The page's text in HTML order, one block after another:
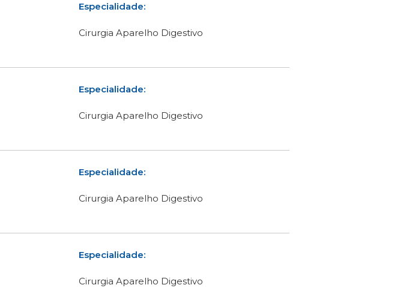
Especialidade:
Cirurgia Aparelho Digestivo
Especialidade:
Cirurgia Aparelho Digestivo
Especialidade:
Cirurgia Aparelho Digestivo
Especialidade:
Cirurgia Aparelho Digestivo